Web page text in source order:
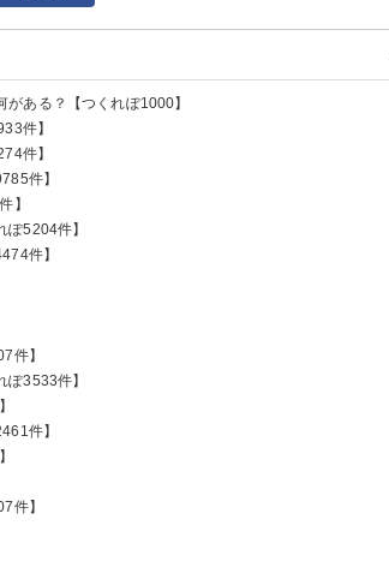
ある？【つくれぽ1000】
件】
件】
件】
】
5204件】
件】
件】
ぽ3533件】
件】
件】